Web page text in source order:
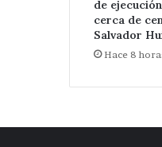
de
cerca de
Salvador
Hace 8